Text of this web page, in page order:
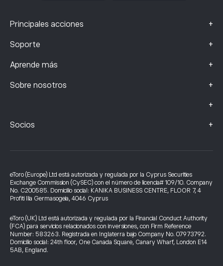
Principales acciones +
Soporte +
Aprende más +
Sobre nosotros +
+
Socios +
eToro (Europe) Ltd está autorizada y regulada por la Cyprus Securities
Exchange Commission (CySEC) con el número de licencia# 109/10. Company
No. C200585. Domicilio social: KANIKA BUSINESS CENTRE, FLOOR 7, 4
Profiti Ilia Germasogeia, 4046 Cyprus
eToro (UK) Ltd está autorizada y regulada por la Financial Conduct Authority
(FCA) para servicios relacionados con inversiones, con Firm Reference
Number: 583263. Registrada en Inglaterra bajo Company No. 07973792.
Domicilio social: 24th floor, One Canada Square, Canary Wharf, London E14
5AB, England.